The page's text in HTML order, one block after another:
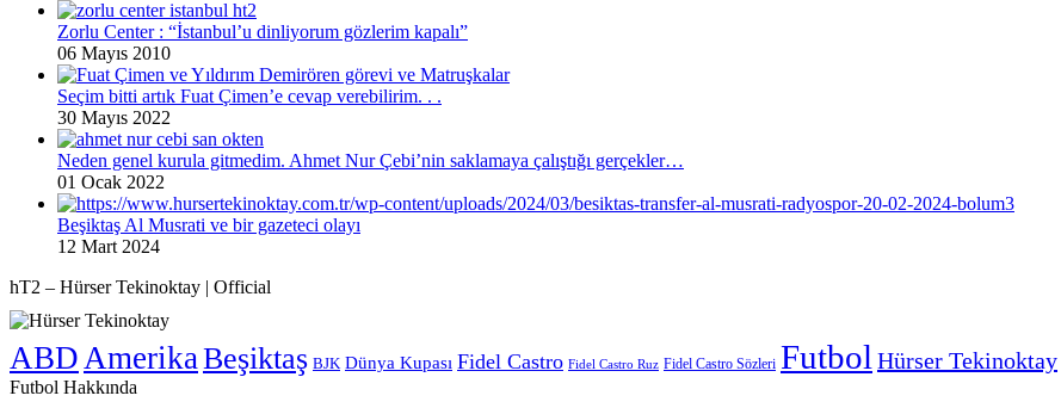
Zorlu Center : “İstanbul’u dinliyorum gözlerim kapalı”
06 Mayıs 2010
Seçim bitti artık Fuat Çimen’e cevap verebilirim. . .
30 Mayıs 2022
Neden genel kurula gitmedim. Ahmet Nur Çebi’nin saklamaya çalıştığı gerçekler…
01 Ocak 2022
Beşiktaş Al Musrati ve bir gazeteci olayı
12 Mart 2024
hT2 – Hürser Tekinoktay | Official
ABD Amerika Beşiktaş BJK Dünya Kupası Fidel Castro Fidel Castro Ruz Fidel Castro Sözleri Futbol Hürser Tekinoktay
Futbol Hakkında